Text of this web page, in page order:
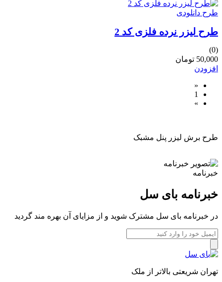
طرح دانلودی
طرح لیزر نرده فلزی کد 2
(0)
50,000 تومان
افزودن
«
1
»
طرح برش لیزر پنل مشبک
خبرنامه
خبرنامه بای سل
در خبرنامه بای سل مشترک شوید و از مزایای آن بهره مند گردید
تهران شریعتی بالاتر از ملک